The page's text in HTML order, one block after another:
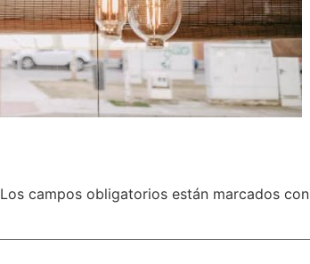
Los campos obligatorios están marcados con